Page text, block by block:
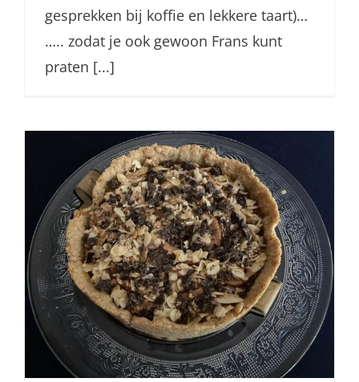
gesprekken bij koffie en lekkere taart)…
….. zodat je ook gewoon Frans kunt
praten [...]